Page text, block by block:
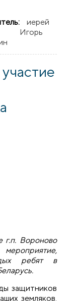
иерей
Игорь
г.п. Вороново
ребят в
защитников
земляков.